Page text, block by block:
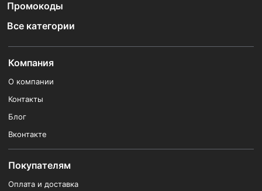
Промокоды
Все категории
Компания
О компании
Контакты
Блог
Вконтакте
Покупателям
Оплата и доставка